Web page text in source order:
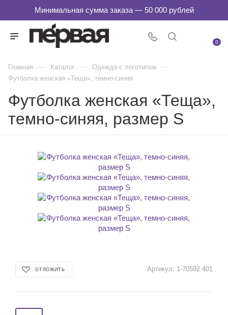
0
Главная — Каталог — Одежда с логотипом —
Футболка женская «Теща», темно-синяя
Футболка женская «Теща»,
темно-синяя, размер S
ОТЛОЖИТЬ Артикул: 1-70592.401